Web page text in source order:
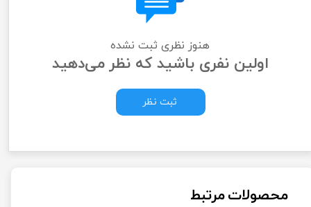
هنوز نظری ثبت نشده
اولین نفری باشید که نظر می‌دهید
ثبت نظر
محصولات مرتبط